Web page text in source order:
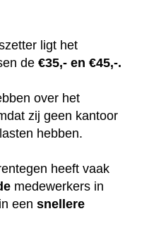
ligt het
de €35,- en €45,-.
over het
zij geen kantoor
hebben.
heeft vaak
medewerkers in
een snellere